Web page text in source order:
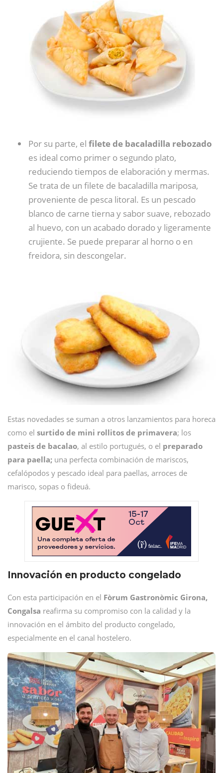
Por su parte, el filete de bacaladilla rebozado
es ideal como primer o segundo plato,
reduciendo tiempos de elaboración y mermas.
Se trata de un filete de bacaladilla mariposa,
proveniente de pesca litoral. Es un pescado
blanco de carne tierna y sabor suave, rebozado
al huevo, con un acabado dorado y ligeramente
crujiente. Se puede preparar al horno o en
freidora, sin descongelar.
Estas novedades se suman a otros lanzamientos para horeca
como el surtido de mini rollitos de primavera; los
pasteis de bacalao, al estilo portugués, o el preparado
para paella; una perfecta combinación de mariscos,
cefalópodos y pescado ideal para paellas, arroces de
marisco, sopas o fideuá.
Innovación en producto congelado
Con esta participación en el Fòrum Gastronòmic Girona,
Congalsa reafirma su compromiso con la calidad y la
innovación en el ámbito del producto congelado,
especialmente en el canal hostelero.